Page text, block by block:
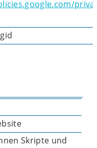
Skripte und